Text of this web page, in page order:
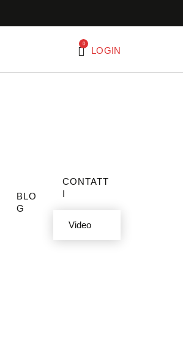
0
LOGIN
BLO
G
CONTATT
I
Video